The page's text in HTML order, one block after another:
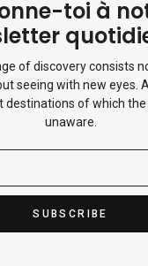
toi à
of discovery consists
seeing with new eyes.
destinations of which
unaware.